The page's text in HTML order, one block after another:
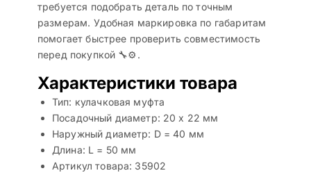
требуется подобрать деталь по точным
размерам. Удобная маркировка по габаритам
помогает быстрее проверить совместимость
перед покупкой 🔧⚙️.
Характеристики товара
Тип: кулачковая муфта
Посадочный диаметр: 20 х 22 мм
Наружный диаметр: D = 40 мм
Длина: L = 50 мм
Артикул товара: 35902